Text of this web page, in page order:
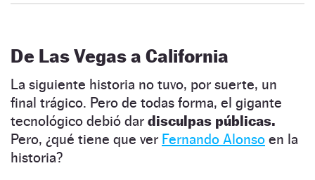
De Las Vegas a California
La siguiente historia no tuvo, por suerte, un
final trágico. Pero de todas forma, el gigante
tecnológico debió dar disculpas públicas.
Pero, ¿qué tiene que ver Fernando Alonso en la
historia?